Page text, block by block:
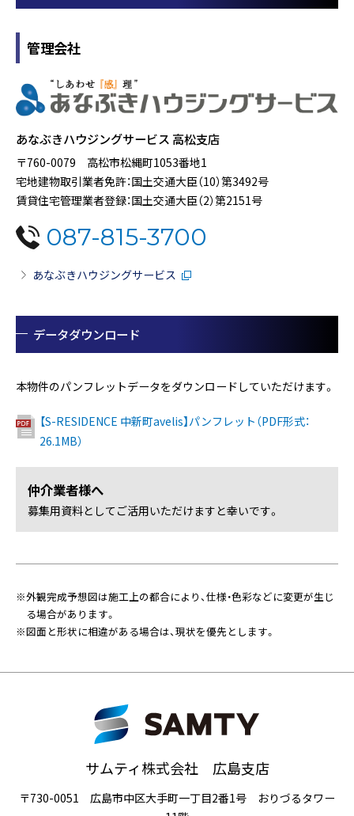
管理会社
あなぶきハウジングサービス 高松支店
〒760-0079 高松市松縄町1053番地1
宅地建物取引業者免許：国土交通大臣（10）第3492号
賃貸住宅管理業者登録：国土交通大臣（2）第2151号
087-815-3700
あなぶきハウジングサービス
データダウンロード
本物件のパンフレットデータをダウンロードしていただけます。
【S-RESIDENCE 中新町avelis】パンフレット（PDF形式：
26.1MB）
仲介業者様へ
募集用資料としてご活用いただけますと幸いです。
※外観完成予想図は施工上の都合により、仕様・色彩などに変更が生じ
る場合があります。
※図面と形状に相違がある場合は、現状を優先とします。
サムティ株式会社 広島支店
〒730-0051 広島市中区大手町一丁目2番1号 おりづるタワー